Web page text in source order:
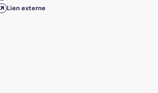
Lien externe